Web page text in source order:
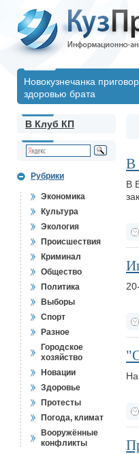
Новокузнечанка
здоровью брата
В Клуб КП
Рубрики
Экономика
Культура
Экология
Происшествия
Криминал
Общество
Политика
Выборы
Спорт
Разное
Городское
хозяйство
Новации
Здоровье
Протесты
Погода, климат
Вооружённые
конфликты
В
В